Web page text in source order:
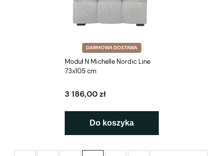
DARMOWA DOSTAWA
Moduł N Michelle Nordic Line
73x105 cm
3 186,00 zł
Do koszyka